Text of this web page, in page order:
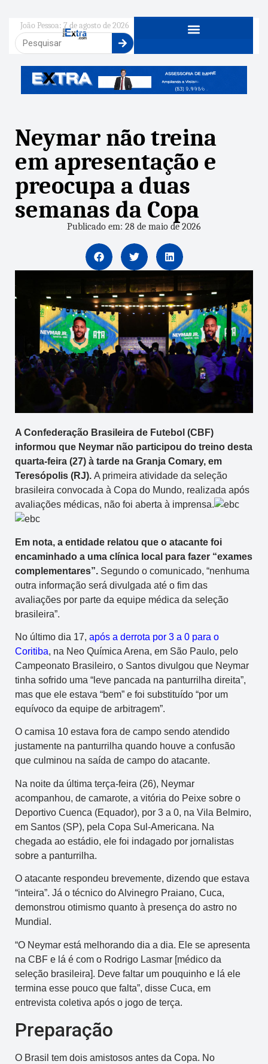
João Pessoa: 7 de agosto de 2026
Neymar não treina
em apresentação e
preocupa a duas
semanas da Copa
Publicado em: 28 de maio de 2026
A Confederação Brasileira de Futebol (CBF)
informou que Neymar não participou do treino desta
quarta-feira (27) à tarde na Granja Comary, em
Teresópolis (RJ). A primeira atividade da seleção
brasileira convocada à Copa do Mundo, realizada após
avaliações médicas, não foi aberta à imprensa.
Em nota, a entidade relatou que o atacante foi
encaminhado a uma clínica local para fazer “exames
complementares”. Segundo o comunicado, “nenhuma
outra informação será divulgada até o fim das
avaliações por parte da equipe médica da seleção
brasileira”.
No último dia 17, após a derrota por 3 a 0 para o
Coritiba, na Neo Química Arena, em São Paulo, pelo
Campeonato Brasileiro, o Santos divulgou que Neymar
tinha sofrido uma “leve pancada na panturrilha direita”,
mas que ele estava “bem” e foi substituído “por um
equívoco da equipe de arbitragem”.
O camisa 10 estava fora de campo sendo atendido
justamente na panturrilha quando houve a confusão
que culminou na saída de campo do atacante.
Na noite da última terça-feira (26), Neymar
acompanhou, de camarote, a vitória do Peixe sobre o
Deportivo Cuenca (Equador), por 3 a 0, na Vila Belmiro,
em Santos (SP), pela Copa Sul-Americana. Na
chegada ao estádio, ele foi indagado por jornalistas
sobre a panturrilha.
O atacante respondeu brevemente, dizendo que estava
“inteira”. Já o técnico do Alvinegro Praiano, Cuca,
demonstrou otimismo quanto à presença do astro no
Mundial.
“O Neymar está melhorando dia a dia. Ele se apresenta
na CBF e lá é com o Rodrigo Lasmar [médico da
seleção brasileira]. Deve faltar um pouquinho e lá ele
termina esse pouco que falta”, disse Cuca, em
entrevista coletiva após o jogo de terça.
Preparação
O Brasil tem dois amistosos antes da Copa. No